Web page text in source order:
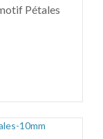
Pétales